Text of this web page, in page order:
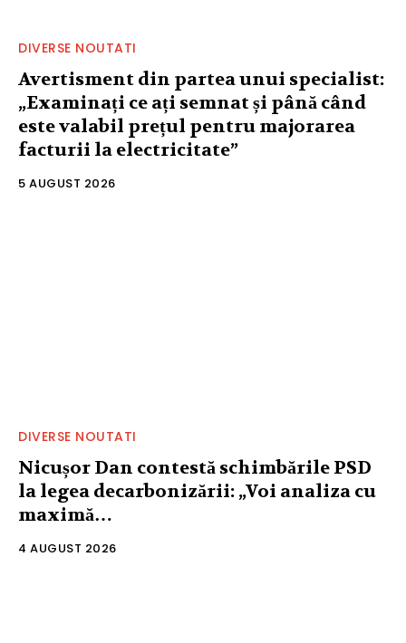
DIVERSE NOUTATI
Avertisment din partea unui specialist:
„Examinați ce ați semnat și până când
este valabil prețul pentru majorarea
facturii la electricitate”
5 AUGUST 2026
DIVERSE NOUTATI
Nicușor Dan contestă schimbările PSD
la legea decarbonizării: „Voi analiza cu
maximă…
4 AUGUST 2026